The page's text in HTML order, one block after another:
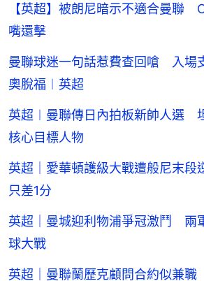
【英超】被朗尼暗示不適合曼聯
嘴還擊
曼聯球迷一句話惹費查回嗆 入場
奧脫福︱英超
英超︱曼聯傳日內拍板新帥人選
核心目標人物
英超｜愛華頓護級大戰遭般尼末
只差1分
英超｜曼城迎利物浦爭冠激鬥 兩
球大戰
英超｜曼聯蘭歷克顧問合約似兼